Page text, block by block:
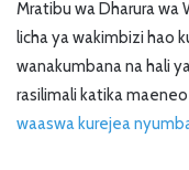
Mratibu wa Dharura wa
licha ya wakimbizi hao
wanakumbana na hali
rasilimali katika
waaswa kurejea